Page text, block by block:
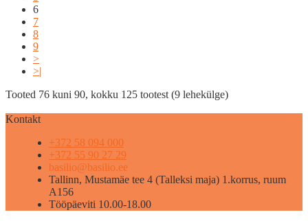
6
7
8
9
>
>|
Tooted 76 kuni 90, kokku 125 tootest (9 lehekülge)
Kontakt
+372 58 094 000
+372 55 90 27 29
basilio@basilio.ee
Tallinn, Mustamäe tee 4 (Talleksi maja) 1.korrus, ruum
A156
Tööpäeviti 10.00-18.00